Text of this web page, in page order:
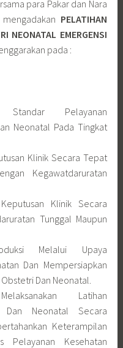
para Pakar dan Nara
PELATIHAN
NEONATAL EMERGENSI
pada :
Standar Pelayanan
Neonatal Pada Tingkat
Klinik Secara Tepat
Kegawatdaruratan
Klinik Secara
Tunggal Maupun
Melalui Upaya
Dan Mempersiapkan
Dan Neonatal.
Latihan
Dan Neonatal Secara
Keterampilan
Pelayanan Kesehatan